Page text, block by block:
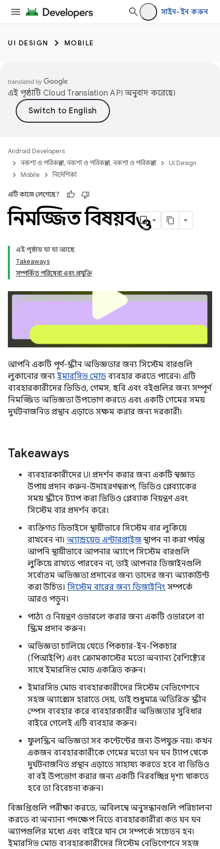
সাইন-ইন করুন
UI DESIGN MOBILE
এই পৃষ্ঠাটি Cloud Translation API অনুবাদ করেছে।
Android Developers
নকশা ও পরিকল্পনা, নকশা ও পরিকল্পনা, নকশা ও পরিকল্পনা
UI Design
Mobile
নির্দেশিকা
এটি কাজে লেগেছে?
নিমজ্জিত বিষয়বস্তু
এই পৃষ্ঠায় যা যা আছে
Takeaways
সম্পর্কিত পরিষেবা এবং প্রযুক্তি
আপনি একটি পূর্ণ-স্ক্রীন অভিজ্ঞতার জন্য সিস্টেম বারগুলি
লুকানোর জন্য ইমারসিভ মোড ব্যবহার করতে পারেন৷ এটি
ব্যবহারকারীদের ভিডিও, গেমস, ছবি এবং বইগুলির জন্য সম্পূর্ণ
নিমজ্জিত অভিজ্ঞতা উপভোগ করতে এবং একটি গেমের সময়
দুর্ঘটনাজনিত প্রস্থান এড়াতে সক্ষম করার জন্য দরকারী৷
Takeaways
ব্যবহারকারীদের UI প্রদর্শন করার জন্য একটি স্বজ্ঞাত
উপায় প্রদান করুন-উদাহরণস্বরূপ, ভিডিও প্লেব্যাকের
সময় স্ক্রীনে ট্যাপ করা ভিডিও প্লেব্যাক নিয়ন্ত্রণ এবং
সিস্টেম বার প্রদর্শন করে।
ব্যক্তিগত ডিভাইসে স্থায়ীভাবে সিস্টেম বার লুকিয়ে
রাখবেন না। অ্যান্ড্রয়েড এন্টারপ্রাইজস্থাপন না করা পর্যন্ত
আপনি স্থায়ীভাবে আপনার অ্যাপে সিস্টেম বারগুলি
লুকিয়ে রাখতে পারবেন না, তাই আপনার ডিজাইনগুলি
সর্বোত্তম অভিজ্ঞতা প্রদানের জন্য তাদের জন্য অ্যাকাউন্ট
করা উচিত। সিস্টেম বারের জন্য ডিজাইনিং সম্পর্কে
আরও পড়ুন।
পাঠ্য ও নিয়ন্ত্রণ ওভারলে করার জন্য একটি ওভারলে বা
স্ক্রিম প্রদান করুন।
অভিজ্ঞতা চালিয়ে যেতে পিকচার-ইন-পিকচার
(পিআইপি) এবং ক্রোমকাস্টের মতো অন্যান্য বৈশিষ্ট্যের
সাথে ইমারসিভ মোড একত্রিত করুন।
ইমারসিভ মোড ব্যবহারকারীদের সিস্টেম নেভিগেশনে
সহজ অ্যাক্সেস হারাতে দেয়, তাই শুধুমাত্র অতিরিক্ত স্ক্রীন
স্পেস ব্যবহার করে ব্যবহারকারীর অভিজ্ঞতার সুবিধার
বাইরে গেলেই এটি ব্যবহার করুন।
ফুলস্ক্রিন অভিজ্ঞতা সব কন্টেন্টের জন্য উপযুক্ত নয়। কখন
একজন ব্যবহারকারীকে গেমের মতো ঘন ঘন ট্যাপ থেকে
দুর্ঘটনাজনিত প্রস্থান এড়াতে সাহায্য করতে হবে বা ভিডিও
বা বই উপভোগ করার জন্য একটি নিরবচ্ছিন্ন দৃশ্য থাকতে
হবে তা বিবেচনা করুন।
বিজ্ঞপ্তিগুলি পরীক্ষা করতে, অবিলম্বে অনুসন্ধানগুলি পরিচালনা
করতে বা অন্যান্য পদক্ষেপ নিতে ব্যবহারকারীরা কত ঘন ঘন
অ্যাপগুলির মধ্যে এবং বাইরে যান সে সম্পর্কে সচেতন হন৷
ইমারসিভ মোড ব্যবহারকারীদের সিস্টেম নেভিগেশনে সহজ